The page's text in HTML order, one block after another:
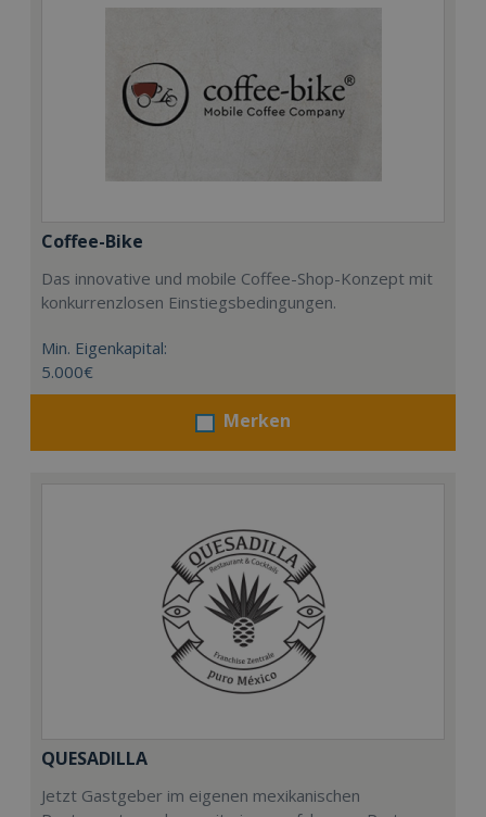
Coffee-Bike
Das innovative und mobile Coffee-Shop-Konzept mit
konkurrenzlosen Einstiegsbedingungen.
Min. Eigenkapital:
5.000€
Merken
QUESADILLA
Jetzt Gastgeber im eigenen mexikanischen